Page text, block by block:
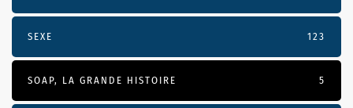
SEXE 123
SOAP, LA GRANDE HISTOIRE 5